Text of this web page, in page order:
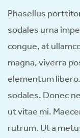
Phasellus
sodales urna
congue, at
magna, viverra
elementum
sodales. Donec
ut vitae mi.
rutrum. Ut a